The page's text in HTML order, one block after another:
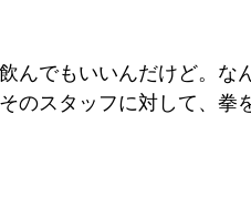
んでもいいんだけど。な
のスタッフに対して、拳